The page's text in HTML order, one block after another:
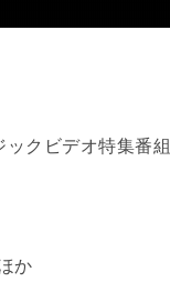
クビデオ特集番組
か